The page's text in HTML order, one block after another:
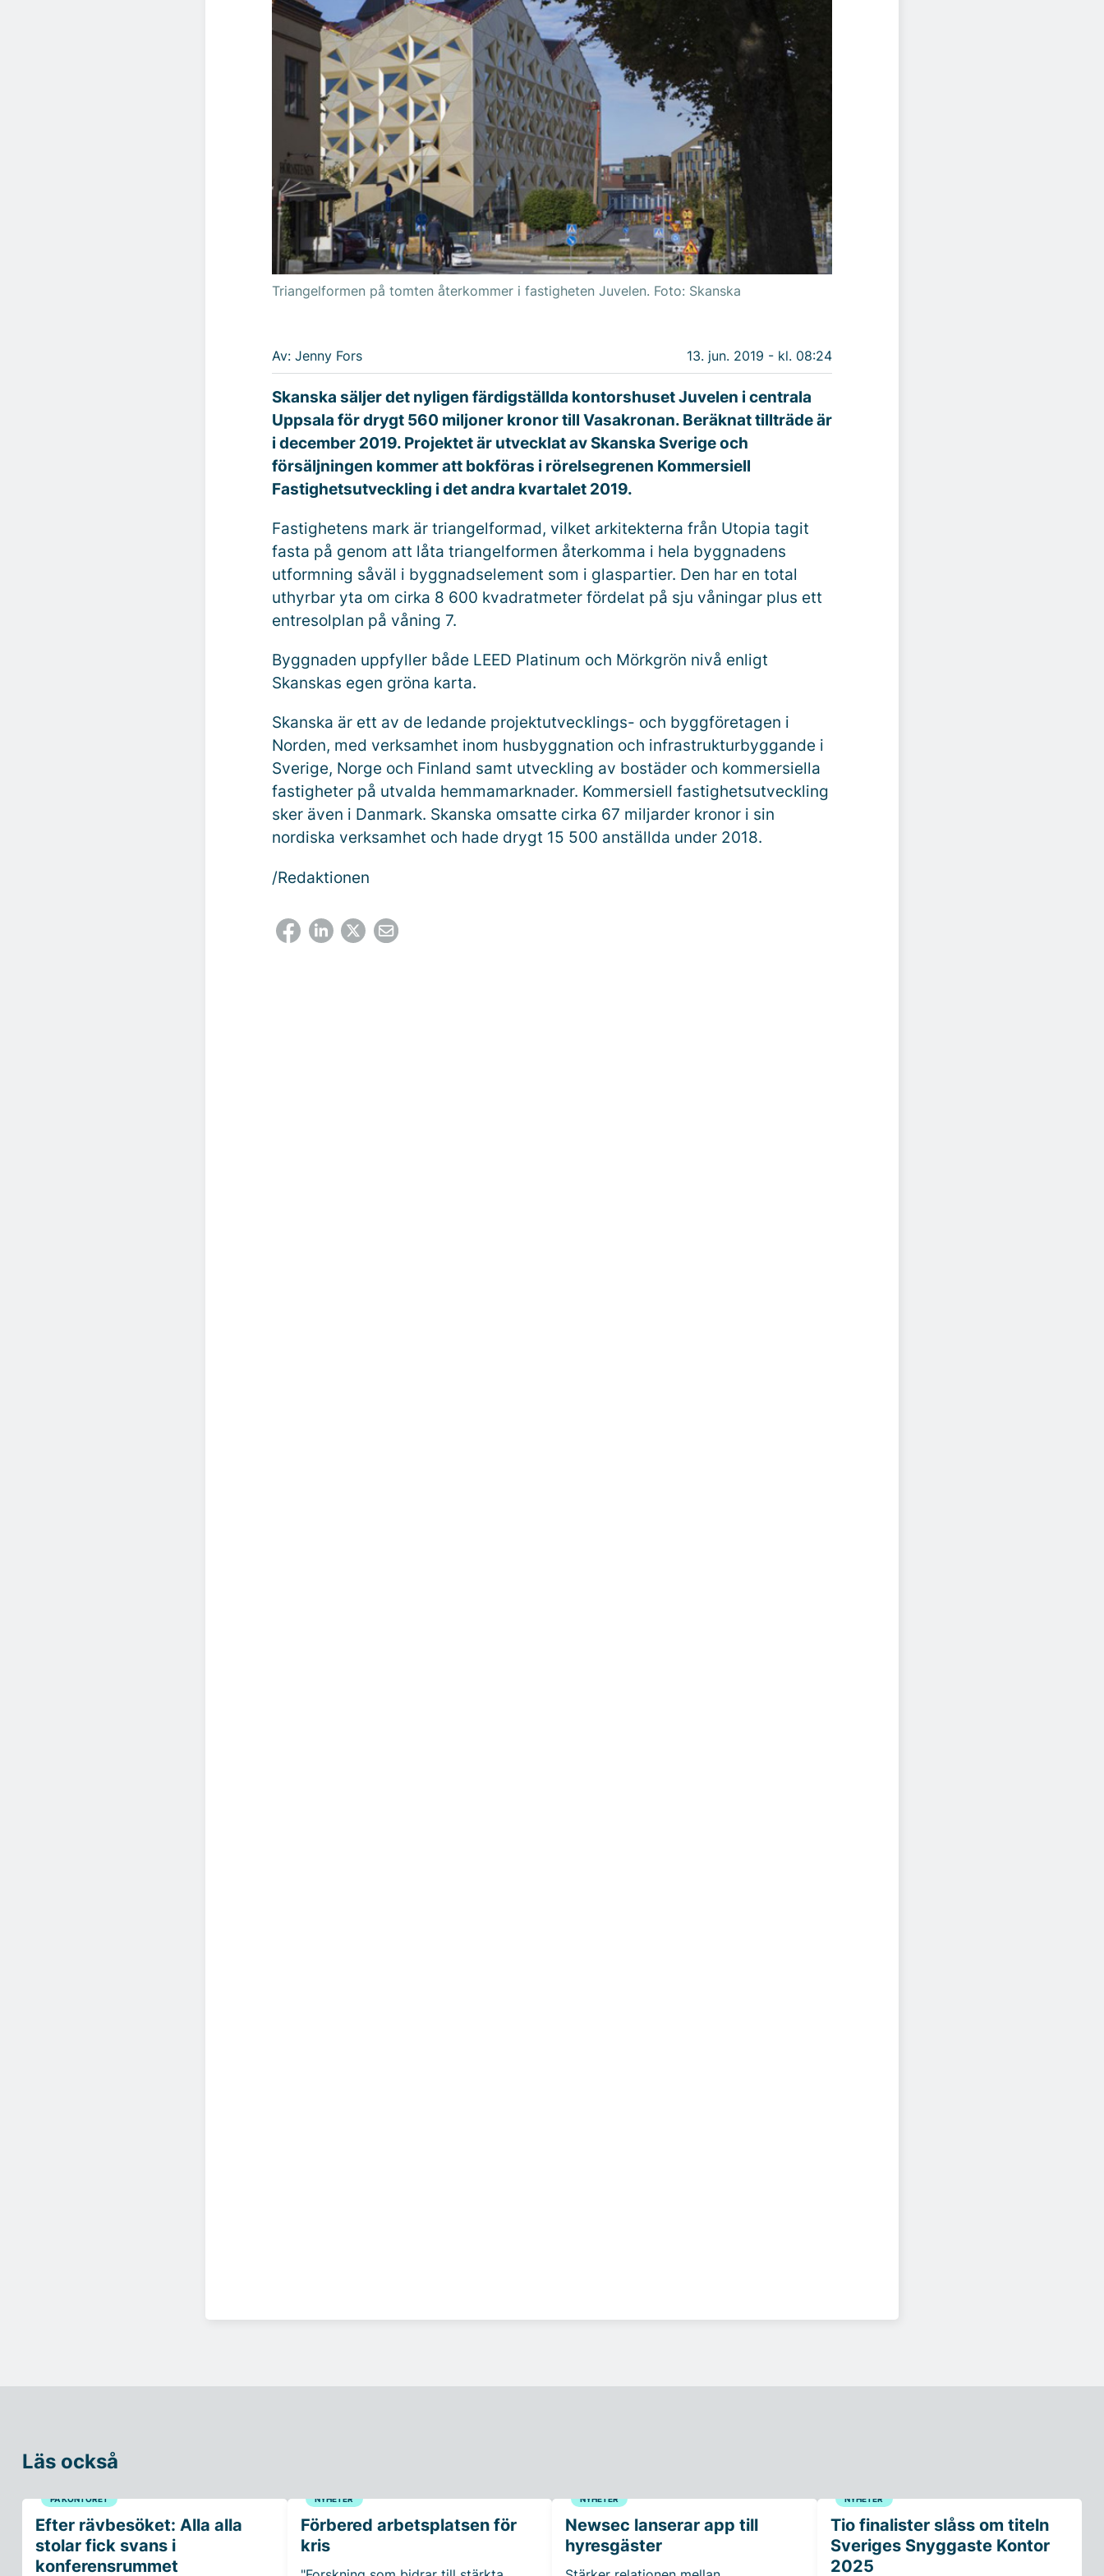
Triangelformen på tomten återkommer i fastigheten Juvelen. Foto: Skanska
Av: Jenny Fors 13. jun. 2019 - kl. 08:24
Skanska säljer det nyligen färdigställda kontorshuset Juvelen i centrala
Uppsala för drygt 560 miljoner kronor till Vasakronan. Beräknat tillträde är
i december 2019. Projektet är utvecklat av Skanska Sverige och
försäljningen kommer att bokföras i rörelsegrenen Kommersiell
Fastighetsutveckling i det andra kvartalet 2019.
Fastighetens mark är triangelformad, vilket arkitekterna från Utopia tagit
fasta på genom att låta triangelformen återkomma i hela byggnadens
utformning såväl i byggnadselement som i glaspartier. Den har en total
uthyrbar yta om cirka 8 600 kvadratmeter fördelat på sju våningar plus ett
entresolplan på våning 7.
Byggnaden uppfyller både LEED Platinum och Mörkgrön nivå enligt
Skanskas egen gröna karta.
Skanska är ett av de ledande projektutvecklings- och byggföretagen i
Norden, med verksamhet inom husbyggnation och infrastrukturbyggande i
Sverige, Norge och Finland samt utveckling av bostäder och kommersiella
fastigheter på utvalda hemmamarknader. Kommersiell fastighetsutveckling
sker även i Danmark. Skanska omsatte cirka 67 miljarder kronor i sin
nordiska verksamhet och hade drygt 15 500 anställda under 2018.
/Redaktionen
Läs också
PÅ KONTORET
Efter rävbesöket: Alla alla
stolar fick svans i
konferensrummet
NYHETER
Förbered arbetsplatsen för
kris
NYHETER
Newsec lanserar app till
hyresgäster
NYHETER
Tio finalister slåss om titeln
Sveriges Snyggaste Kontor
2025